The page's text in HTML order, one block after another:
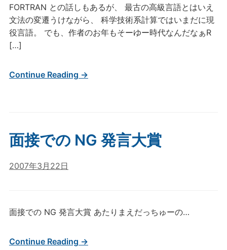
FORTRAN との話しもあるが、 最古の高級言語とはいえ
文法の変遷うけながら、 科学技術系計算ではいまだに現
役言語。 でも、作者のお年もそーゆー時代なんだなぁR
[…]
Continue Reading →
面接での NG 発言大賞
2007年3月22日
面接での NG 発言大賞 あたりまえだっちゅーの…
Continue Reading →